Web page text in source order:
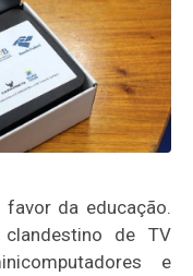
da educação.
de TV
e